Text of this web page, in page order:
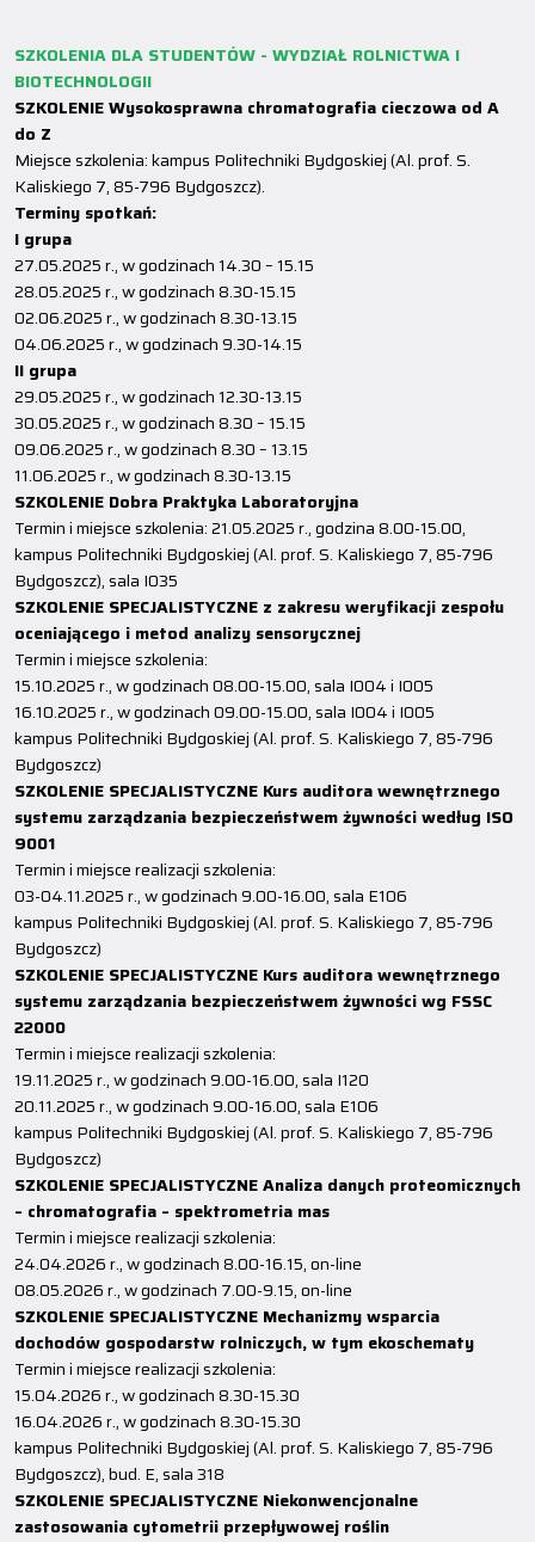
SZKOLENIA DLA STUDENTÓW - WYDZIAŁ ROLNICTWA I
BIOTECHNOLOGII
SZKOLENIE Wysokosprawna chromatografia cieczowa od A
do Z
Miejsce szkolenia: kampus Politechniki Bydgoskiej (Al. prof. S.
Kaliskiego 7, 85-796 Bydgoszcz).
Terminy spotkań:
I grupa
27.05.2025 r., w godzinach 14.30 – 15.15
28.05.2025 r., w godzinach 8.30-15.15
02.06.2025 r., w godzinach 8.30-13.15
04.06.2025 r., w godzinach 9.30-14.15
II grupa
29.05.2025 r., w godzinach 12.30-13.15
30.05.2025 r., w godzinach 8.30 – 15.15
09.06.2025 r., w godzinach 8.30 – 13.15
11.06.2025 r., w godzinach 8.30-13.15
SZKOLENIE Dobra Praktyka Laboratoryjna
Termin i miejsce szkolenia: 21.05.2025 r., godzina 8.00-15.00,
kampus Politechniki Bydgoskiej (Al. prof. S. Kaliskiego 7, 85-796
Bydgoszcz), sala I035
SZKOLENIE SPECJALISTYCZNE z zakresu weryfikacji zespołu
oceniającego i metod analizy sensorycznej
Termin i miejsce szkolenia:
15.10.2025 r., w godzinach 08.00-15.00, sala I004 i I005
16.10.2025 r., w godzinach 09.00-15.00, sala I004 i I005
kampus Politechniki Bydgoskiej (Al. prof. S. Kaliskiego 7, 85-796
Bydgoszcz)
SZKOLENIE SPECJALISTYCZNE Kurs auditora wewnętrznego
systemu zarządzania bezpieczeństwem żywności według ISO
9001
Termin i miejsce realizacji szkolenia:
03-04.11.2025 r., w godzinach 9.00-16.00, sala E106
kampus Politechniki Bydgoskiej (Al. prof. S. Kaliskiego 7, 85-796
Bydgoszcz)
SZKOLENIE SPECJALISTYCZNE Kurs auditora wewnętrznego
systemu zarządzania bezpieczeństwem żywności wg FSSC
22000
Termin i miejsce realizacji szkolenia:
19.11.2025 r., w godzinach 9.00-16.00, sala I120
20.11.2025 r., w godzinach 9.00-16.00, sala E106
kampus Politechniki Bydgoskiej (Al. prof. S. Kaliskiego 7, 85-796
Bydgoszcz)
SZKOLENIE SPECJALISTYCZNE Analiza danych proteomicznych
– chromatografia – spektrometria mas
Termin i miejsce realizacji szkolenia:
24.04.2026 r., w godzinach 8.00-16.15, on-line
08.05.2026 r., w godzinach 7.00-9.15, on-line
SZKOLENIE SPECJALISTYCZNE Mechanizmy wsparcia
dochodów gospodarstw rolniczych, w tym ekoschematy
Termin i miejsce realizacji szkolenia:
15.04.2026 r., w godzinach 8.30-15.30
16.04.2026 r., w godzinach 8.30-15.30
kampus Politechniki Bydgoskiej (Al. prof. S. Kaliskiego 7, 85-796
Bydgoszcz), bud. E, sala 318
SZKOLENIE SPECJALISTYCZNE Niekonwencjonalne
zastosowania cytometrii przepływowej roślin